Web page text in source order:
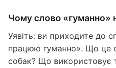
Чому слово «гуманно»
Уявіть: ви приходите до
працюю гуманно». Що це
собак? Що використовує